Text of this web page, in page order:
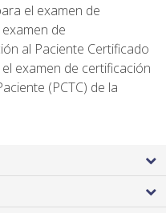
el examen de
de
al Paciente Certificado
examen de certificación
(PCTC) de la